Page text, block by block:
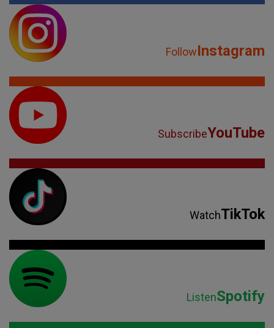
FollowInstagram
SubscribeYouTube
WatchTikTok
ListenSpotify